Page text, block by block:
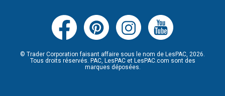
© Trader Corporation faisant affaire sous le nom de LesPAC, 2026.
Tous droits réservés. PAC, LesPAC et LesPAC.com sont des
marques déposées.